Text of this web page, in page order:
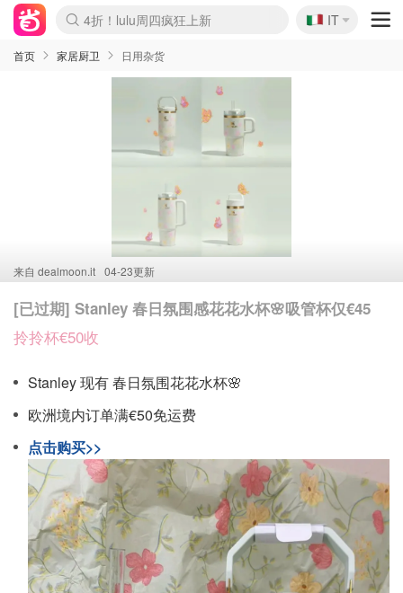
Boticinal 夏促开抢！
4折！lulu周四疯狂上新
速领！Stanley独家85折
Zalando 奥莱闪促！每日更新
🇮🇹
IT
首页 家居厨卫 日用杂货
来自 dealmoon.it 04-23更新
[已过期] Stanley 春日氛围感花花水杯🌸吸管杯仅€45
拎拎杯€50收
Stanley 现有 春日氛围花花水杯🌸
欧洲境内订单满€50免运费
点击购买>>